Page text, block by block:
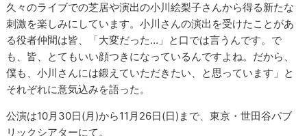
久々のライブでの芝居や演出の小川絵梨子さんから得る新たな
刺激を楽しみにしています。小川さんの演出を受けたことがあ
る役者仲間は皆、「大変だった…」と口では言うんです。で
も、皆、とてもいい顔つきになっているんですよね。だから、
僕も、小川さんには鍛えていただきたい、と思っています」と
それぞれに意気込みを語った。
公演は10月30日(月)から11月26日(日)まで、東京・世田谷パブ
リックシアターにて。